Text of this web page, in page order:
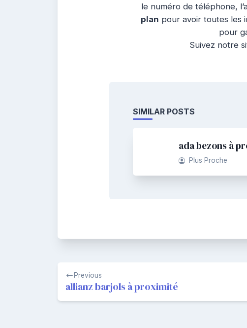
le numéro de téléphone,
plan pour avoir toutes les
pour
Suivez notre
SIMILAR POSTS
ada bezons à
Plus Proche
Navigation
de
l’article
Previous
allianz barjols à proximité